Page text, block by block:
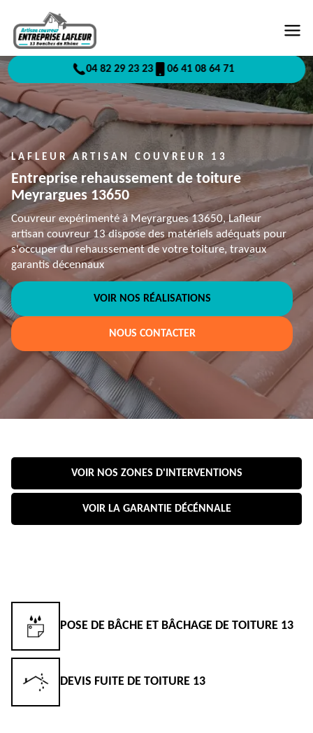
04 82 29 23 23 06 41 08 64 71
LAFLEUR ARTISAN COUVREUR 13
Entreprise rehaussement de toiture
Meyrargues 13650
Couvreur expérimenté à Meyrargues 13650, Lafleur
artisan couvreur 13 dispose des matériels adéquats pour
s'occuper du rehaussement de votre toiture, travaux
garantis décennaux
VOIR NOS RÉALISATIONS
NOUS CONTACTER
VOIR NOS ZONES D'INTERVENTIONS
VOIR LA GARANTIE DÉCÉNNALE
POSE DE BÂCHE ET BÂCHAGE DE TOITURE 13
DEVIS FUITE DE TOITURE 13